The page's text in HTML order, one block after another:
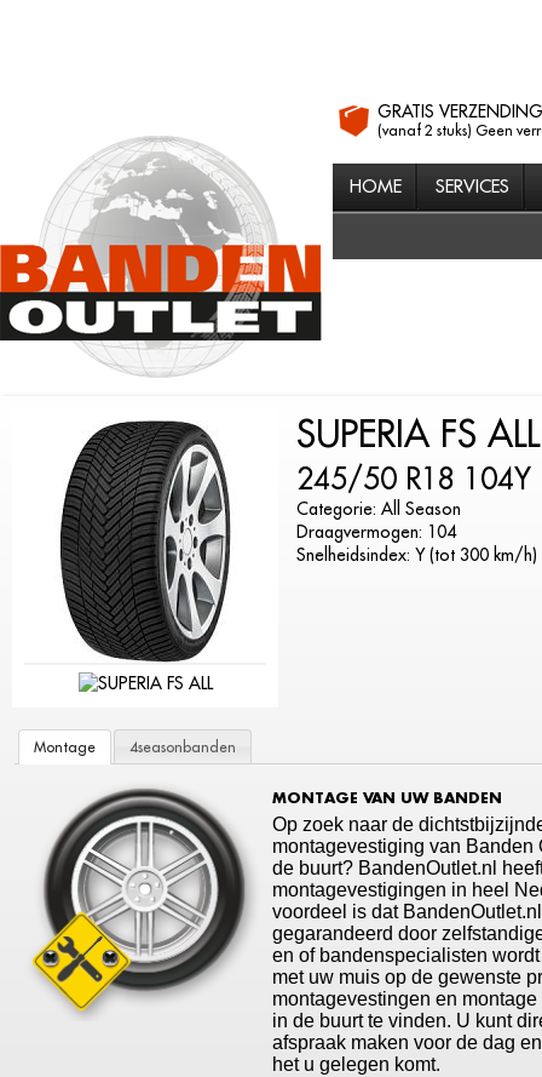
GRATIS VERZENDING
(vanaf 2 stuks) Geen
HOME SERVICES
SUPERIA FS
245/50 R18 104Y
Categorie: All Season
Draagvermogen: 104
Snelheidsindex: Y (tot 300 km/h)
Montage 4seasonbanden
MONTAGE VAN UW BANDEN
Op zoek naar de
montagevestiging van Banden
de buurt? BandenOutlet.nl
montagevestigingen in heel
voordeel is dat
gegarandeerd door
en of bandenspecialisten
met uw muis op de gewenste
montagevestingen en
in de buurt te vinden. U kunt
afspraak maken voor de dag
het u gelegen komt.